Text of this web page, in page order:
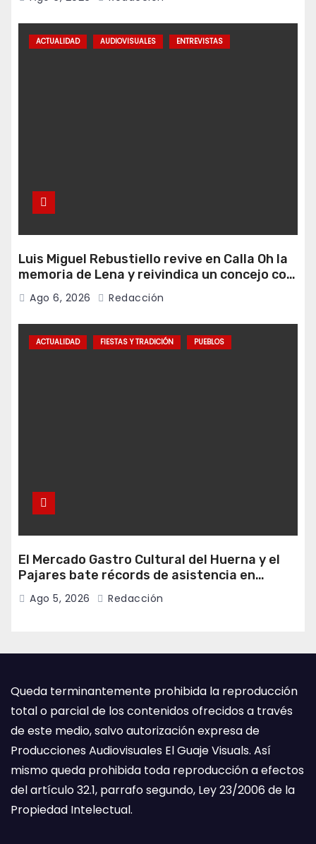
ACTUALIDAD AUDIOVISUALES ENTREVISTAS
Luis Miguel Rebustiello revive en Calla Oh la
memoria de Lena y reivindica un concejo con
más ambición de futuro
Ago 6, 2026 Redacción
ACTUALIDAD FIESTAS Y TRADICIÓN PUEBLOS
El Mercado Gastro Cultural del Huerna y el
Pajares bate récords de asistencia en
Campomanes
Ago 5, 2026 Redacción
Queda terminantemente prohibida la reproducción
total o parcial de los contenidos ofrecidos a través
de este medio, salvo autorización expresa de
Producciones Audiovisuales El Guaje Visuals. Así
mismo queda prohibida toda reproducción a efectos
del artículo 32.1, parrafo segundo, Ley 23/2006 de la
Propiedad Intelectual.